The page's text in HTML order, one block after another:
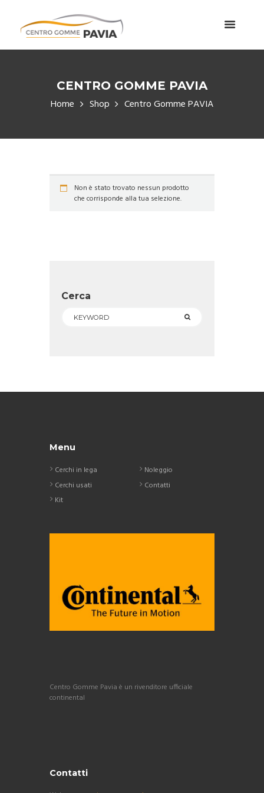
CENTRO GOMME PAVIA
Home Shop Centro Gomme PAVIA
Non è stato trovato nessun prodotto
che corrisponde alla tua selezione.
Cerca
Menu
Cerchi in lega
Cerchi usati
Kit
Noleggio
Contatti
Centro Gomme Pavia è un rivenditore ufficiale
continental
Contatti